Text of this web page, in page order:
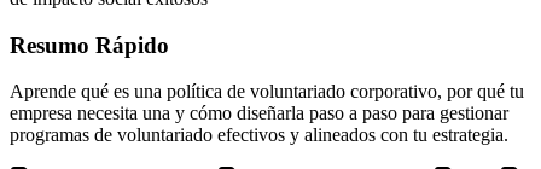
Resumo Rápido
Aprende qué es una política de voluntariado corporativo, por qué tu
empresa necesita una y cómo diseñarla paso a paso para gestionar
programas de voluntariado efectivos y alineados con tu estrategia.